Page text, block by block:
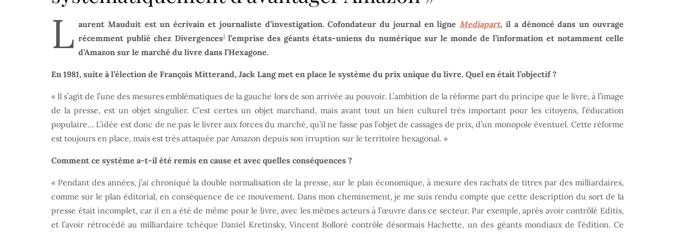
L aurent Mauduit est un écrivain et journaliste d’investigation. Cofondateur du journal en ligne Mediapart, il a dénoncé dans un ouvrage
récemment publié chez Divergences1l’emprise des géants états-uniens du numérique sur le monde de l’information et notamment celle
d’Amazon sur le marché du livre dans l’Hexagone.
En 1981, suite à l’élection de François Mitterand, Jack Lang met en place le système du prix unique du livre. Quel en était l’objectif ?
« Il s’agit de l’une des mesures emblématiques de la gauche lors de son arrivée au pouvoir. L’ambition de la réforme part du principe que le livre, à l’image
de la presse, est un objet singulier. C’est certes un objet marchand, mais avant tout un bien culturel très important pour les citoyens, l’éducation
populaire… L’idée est donc de ne pas le livrer aux forces du marché, qu’il ne fasse pas l’objet de cassages de prix, d’un monopole éventuel. Cette réforme
est toujours en place, mais est très attaquée par Amazon depuis son irruption sur le territoire hexagonal. »
Comment ce système a-t-il été remis en cause et avec quelles conséquences ?
« Pendant des années, j’ai chroniqué la double normalisation de la presse, sur le plan économique, à mesure des rachats de titres par des milliardaires,
comme sur le plan éditorial, en conséquence de ce mouvement. Dans mon cheminement, je me suis rendu compte que cette description du sort de la
presse était incomplet, car il en a été de même pour le livre, avec les mêmes acteurs à l’œuvre dans ce secteur. Par exemple, après avoir contrôlé Editis,
et l’avoir rétrocédé au milliardaire tchèque Daniel Kretinsky, Vincent Bolloré contrôle désormais Hachette, un des géants mondiaux de l’édition. Ce